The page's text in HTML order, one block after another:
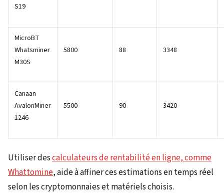
S19
MicroBT
Whatsminer
M30S
5800 88 3348
Canaan
AvalonMiner
1246
5500 90 3420
Utiliser descalculateurs de rentabilité en ligne, comme
Whattomine, aide à affiner ces estimations en temps réel
selon les cryptomonnaies et matériels choisis.